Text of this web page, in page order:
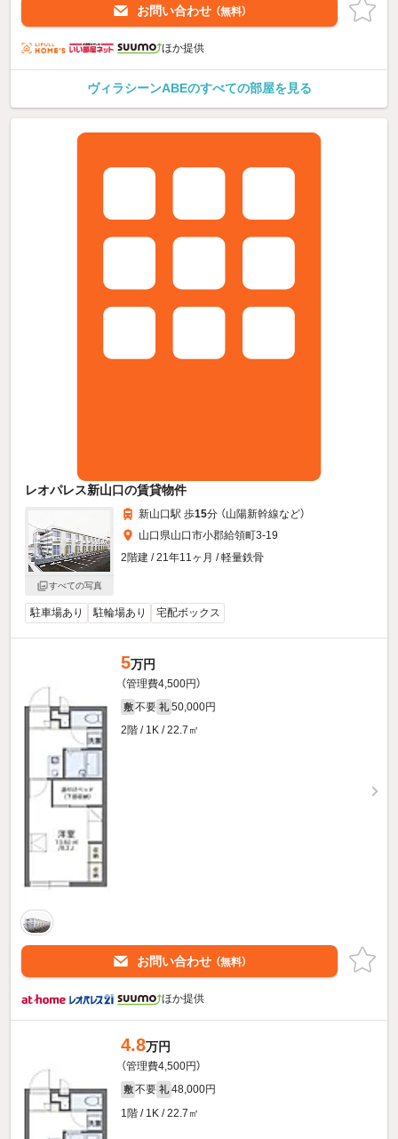
お問い合わせ （無料）
ほか提供
ヴィラシーンABEのすべての部屋を見る
レオパレス新山口の賃貸物件
すべての写真
新山口駅 歩15分 （山陽新幹線など）
山口県山口市小郡給領町3-19
2階建 / 21年11ヶ月 / 軽量鉄骨
駐車場あり 駐輪場あり 宅配ボックス
5万円
（管理費4,500円）
敷 不要 礼 50,000円
2階 / 1K / 22.7㎡
お問い合わせ （無料）
ほか提供
4.8万円
（管理費4,500円）
敷 不要 礼 48,000円
1階 / 1K / 22.7㎡